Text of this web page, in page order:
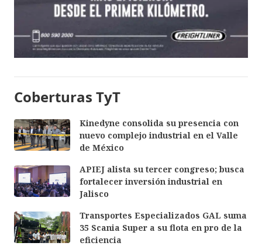
Coberturas TyT
Kinedyne consolida su presencia con
nuevo complejo industrial en el Valle
de México
APIEJ alista su tercer congreso; busca
fortalecer inversión industrial en
Jalisco
Transportes Especializados GAL suma
35 Scania Super a su flota en pro de la
eficiencia